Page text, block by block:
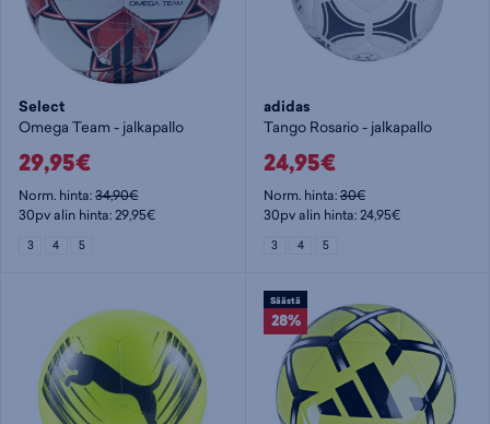
Select
Omega Team - jalkapallo
29,95€
Norm. hinta:34,90€
30pv alin hinta: 29,95€
3 4 5
adidas
Tango Rosario - jalkapallo
24,95€
Norm. hinta:30€
30pv alin hinta: 24,95€
3 4 5
Säästä
28%